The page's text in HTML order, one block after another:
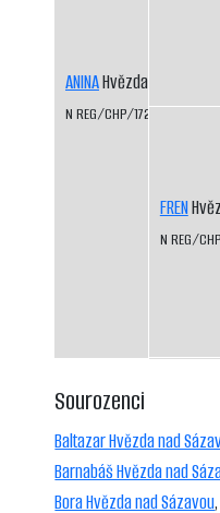
ANINAHvězda nad Sázavou
N REG/CHP/1728/14/15
FREN
N REG/
Sourozenci
Baltazar Hvězda nad
Barnabáš Hvězda nad
Bora Hvězda nad Sázavou